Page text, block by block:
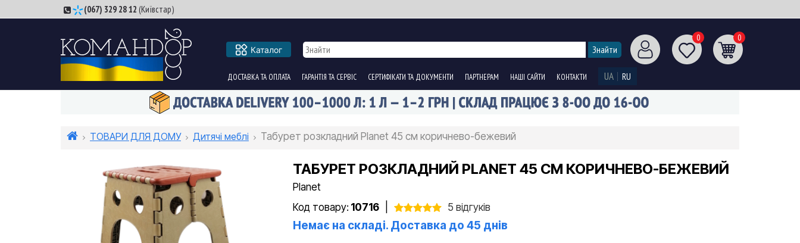
(067) 329 28 12 (Київстар)
Каталог
0 0
ДОСТАВКА ТА ОПЛАТА ГАРАНТІЯ ТА СЕРВІС СЕРТИФІКАТИ ТА ДОКУМЕНТИ ПАРТНЕРАМ НАШІ САЙТИ КОНТАКТИ UA RU
ТОВАРИ ДЛЯ ДОМУ Дитячі меблі Табурет розкладний Planet 45 см коричнево-бежевий
ТАБУРЕТ РОЗКЛАДНИЙ PLANET 45 СМ КОРИЧНЕВО-БЕЖЕВИЙ
Planet
Код товару: 10716 5 відгуків
Немає на складі. Доставка до 45 днів